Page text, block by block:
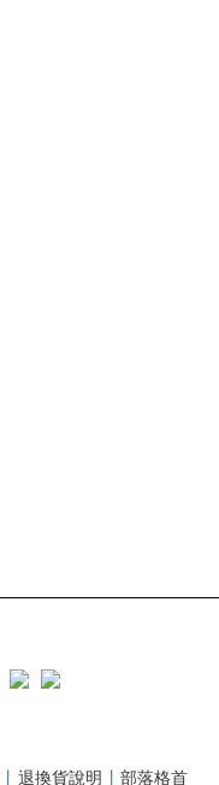
丨 退換貨說明 丨 部落格首